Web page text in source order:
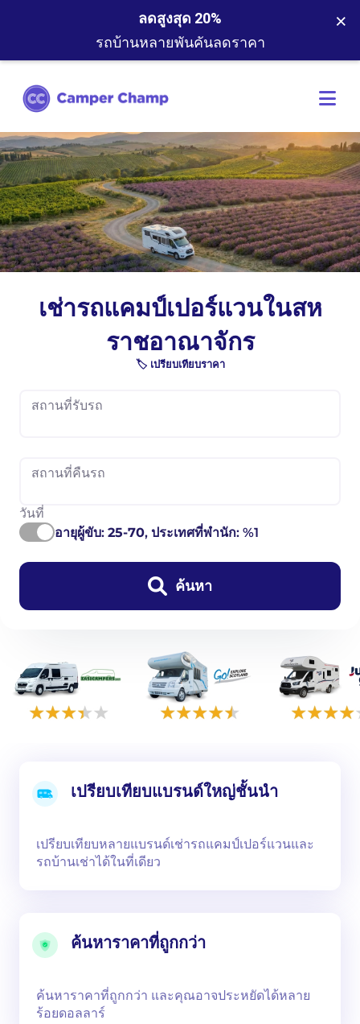
ลดสูงสุด 20%
รถบ้านหลายพันคันลดราคา
×
เช่ารถแคมป์เปอร์แวนในสห
ราชอาณาจักร
🏷️ เปรียบเทียบราคา
สถานที่รับรถ
สถานที่คืนรถ
วันที่
อายุผู้ขับ: 25-70, ประเทศที่พำนัก: %1
ค้นหา
เปรียบเทียบแบรนด์ใหญ่ชั้นนำ
เปรียบเทียบหลายแบรนด์เช่ารถแคมป์เปอร์แวนและ
รถบ้านเช่าได้ในที่เดียว
ค้นหาราคาที่ถูกกว่า
ค้นหาราคาที่ถูกกว่า และคุณอาจประหยัดได้หลาย
ร้อยดอลลาร์